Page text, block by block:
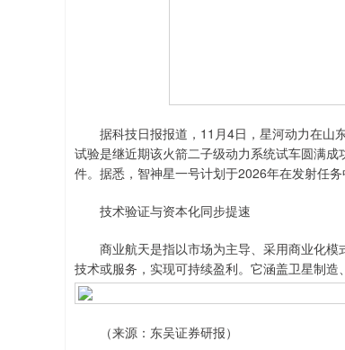
据科技日报报道，11月4日，星河动力在山
试验是继近期该火箭二子级动力系统试车圆满
件。据悉，智神星一号计划于2026年在发射任务
技术验证与资本化同步提速
商业航天是指以市场为主导、采用商业化模
技术或服务，实现可持续盈利。它涵盖卫星制造
（来源：东吴证券研报）